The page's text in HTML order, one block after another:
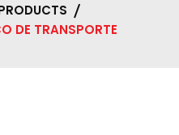
DE TRANSPORTE